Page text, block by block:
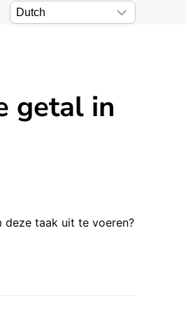
getal in
deze taak uit te voeren?